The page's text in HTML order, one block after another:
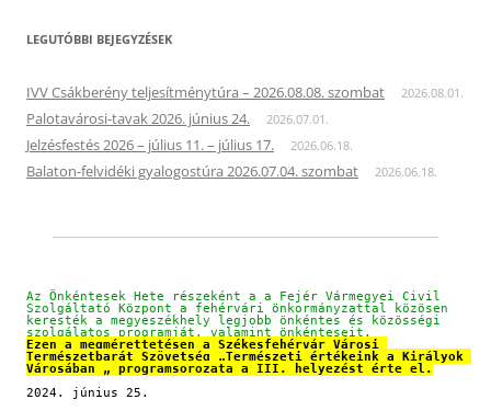
LEGUTÓBBI BEJEGYZÉSEK
IVV Csákberény teljesítménytúra – 2026.08.08. szombat 2026.08.01.
Palotavárosi-tavak 2026. június 24. 2026.07.01.
Jelzésfestés 2026 – július 11. – július 17. 2026.06.18.
Balaton-felvidéki gyalogostúra 2026.07.04. szombat 2026.06.18.
Az Önkéntesek Hete részeként a a Fejér Vármegyei Civil
Szolgáltató Központ a fehérvári önkormányzattal közösen
keresték a megyeszékhely legjobb önkéntes és közösségi
szolgálatos programját, valamint önkénteseit.
Ezen a megmérettetésen a Székesfehérvár Városi
Természetbarát Szövetség „Természeti értékeink a Királyok
Városában „ programsorozata a III. helyezést érte el.
2024. június 25.